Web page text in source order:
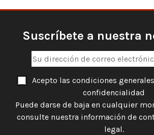
Suscríbete a nuestra
Acepto las condiciones
confidencialidad
Puede darse de baja en cualquier
consulte nuestra información de
legal.